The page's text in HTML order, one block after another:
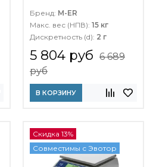
Бренд: M-ER
Макс. вес (НПВ): 15 кг
Дискретность (d): 2 г
5 804 руб 6 689
руб
В КОРЗИНУ
Скидка 13%
Совместимы с Эвотор